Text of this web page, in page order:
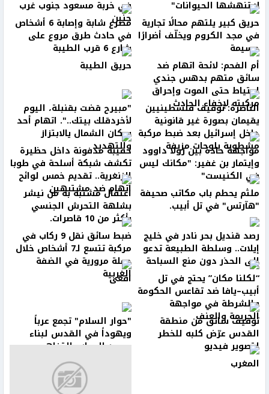
لا تنهشها الحيوانات" في خربة مسعود جنوب غرب
جنين حريق كبير يلتهم محالًا تجارية
في مجد الكروم ويخلّف أضرارًا
جسيمة
مصرع شابة وإصابة 6 أشخاص
في حادث طرق مروع على
شارع 6 قرب الطيبة
أم الفحم: لائحة اتهام ضد
سائق متهم بدهس جندي
احتياط حتى الموت وإحراق
مركبته لإخفاء الحادث
حريق الطيبة
الناصرة: توقيف فلسطينيين
يقيمان بصورة غير قانونية
داخل إسرائيل بعد ضبط مركبة
مشطوبة بلوحات مزيفة
"مبيرح قضت بقنبلة، اليوم
لأخردقلك بيتك..". اتهام أحد
سكان الشمال يالابتزاز
والتهديد مواجهة حادة بين رولا داوود
وإيتمار بن غفير: "مكانك ليس
في الكنيست"
حقيبة مدفونة داخل حظيرة
تكشف شبكة أسلحة في طوبا
الزنغرية.. تقديم خمس لوائح
اتهام ضد مشتبهين ملثم يحطم باب مكاتب صحيفة
"هآرتس" في تل أبيب.
اعتقال مشتبه به من نيشر
بشلهة التحرش الجنسي
بأكثر من 10 قاصرات.
رصد قنديل بحر نادر في خليج
إيلات.. وسلطة الطبيعة تدعو
إلى الحذر دون منع السباحة
ضبط سائق نقل 9 ركاب في
مركبة تتسع لـ7 أشخاص خلال
حملة مرورية في الضفة
الغربية “لكلنا مكان” يحتج في تل
أبيب–يافا ضد تقاعس الحكومة
والشرطة في مواجهة
الجريمة والعنف
افعى
توقيف سائق من منطقة
القدس عرّض كلبه للخطر
لتصوير فيديو
"حوار السلام" تجمع عرباً
ويهوداً في القدس لبناء
جسور الحوار والتفاهم
المغرب